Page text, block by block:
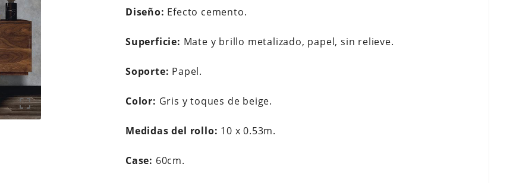

Diseño: Efecto cemento.
Superficie: Mate y brillo metalizado, papel, sin relieve.
Soporte: Papel.
Color: Gris y toques de beige.
Medidas del rollo: 10 x 0.53m.
Case: 60cm.